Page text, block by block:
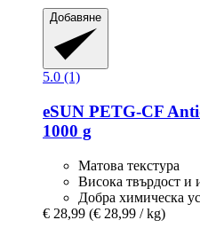
Добавяне
5.0 (1)
eSUN PETG-​CF
1000 g
Матова текстура
Висока твърдост и
Добра химическа
€ 28,99 (€ 28,99 / kg)